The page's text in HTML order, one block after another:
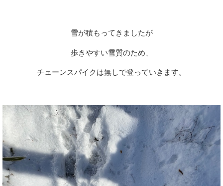
雪が積もってきましたが
歩きやすい雪質のため、
チェーンスパイクは無しで登っていきます。